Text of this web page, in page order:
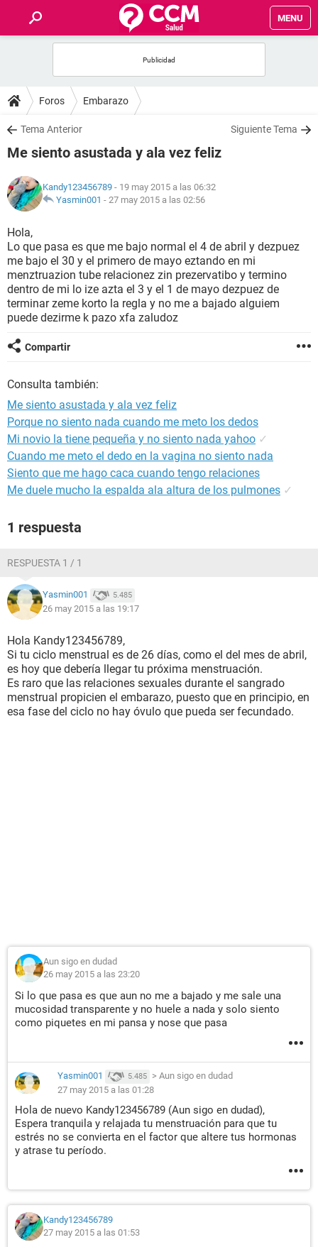
MENU
FOROS
SALUD
NUTRICIÓN
BIENESTAR
SEXUALIDAD
GLOSARIO
Foros Embarazo
Tema Anterior Siguiente Tema
Me siento asustada y ala vez feliz
Kandy123456789 - 19 may 2015 a las 06:32
Yasmin001 - 27 may 2015 a las 02:56
Hola,
Lo que pasa es que me bajo normal el 4 de abril y dezpuez
me bajo el 30 y el primero de mayo eztando en mi
menztruazion tube relacionez zin prezervatibo y termino
dentro de mi lo ize azta el 3 y el 1 de mayo dezpuez de
terminar zeme korto la regla y no me a bajado alguiem
puede dezirme k pazo xfa zaludoz
Compartir
Consulta también:
Me siento asustada y ala vez feliz
Porque no siento nada cuando me meto los dedos
Mi novio la tiene pequeña y no siento nada yahoo ✓
Cuando me meto el dedo en la vagina no siento nada
Siento que me hago caca cuando tengo relaciones
Me duele mucho la espalda ala altura de los pulmones ✓
1 respuesta
RESPUESTA 1 / 1
Yasmin001 5.485
26 may 2015 a las 19:17
Hola Kandy123456789,
Si tu ciclo menstrual es de 26 días, como el del mes de abril,
es hoy que debería llegar tu próxima menstruación.
Es raro que las relaciones sexuales durante el sangrado
menstrual propicien el embarazo, puesto que en principio, en
esa fase del ciclo no hay óvulo que pueda ser fecundado.
Aun sigo en dudad
26 may 2015 a las 23:20
Si lo que pasa es que aun no me a bajado y me sale una
mucosidad transparente y no huele a nada y solo siento
como piquetes en mi pansa y nose que pasa
Yasmin001 5.485 > Aun sigo en dudad
27 may 2015 a las 01:28
Hola de nuevo Kandy123456789 (Aun sigo en dudad),
Espera tranquila y relajada tu menstruación para que tu
estrés no se convierta en el factor que altere tus hormonas
y atrase tu período.
Kandy123456789
27 may 2015 a las 01:53